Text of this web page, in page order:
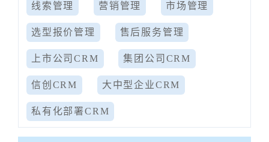
线索管理 营销管理 市场管理
选型报价管理 售后服务管理
上市公司CRM 集团公司CRM
信创CRM 大中型企业CRM
私有化部署CRM